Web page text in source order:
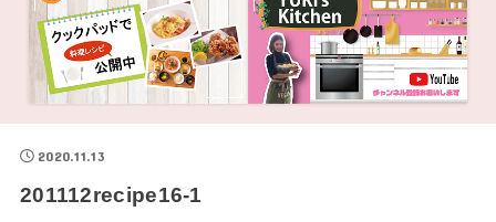
2020.11.13
201112recipe16-1